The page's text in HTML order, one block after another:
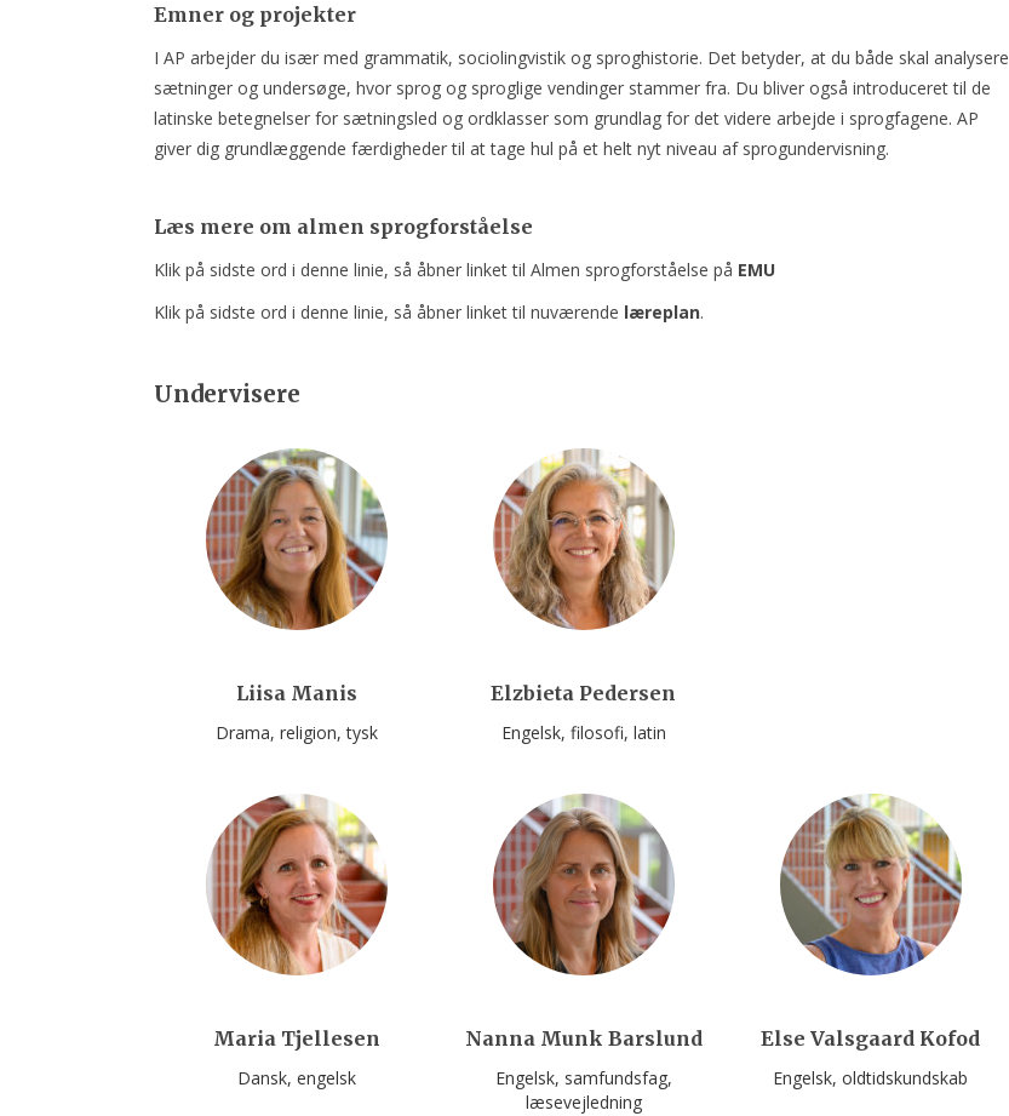
Emner og projekter
I AP arbejder du især med grammatik, sociolingvistik og sproghistorie. Det betyder, at du både skal analysere
sætninger og undersøge, hvor sprog og sproglige vendinger stammer fra. Du bliver også introduceret til de
latinske betegnelser for sætningsled og ordklasser som grundlag for det videre arbejde i sprogfagene. AP
giver dig grundlæggende færdigheder til at tage hul på et helt nyt niveau af sprogundervisning.
Læs mere om almen sprogforståelse
Klik på sidste ord i denne linie, så åbner linket til Almen sprogforståelse på EMU
Klik på sidste ord i denne linie, så åbner linket til nuværende læreplan.
Undervisere
Liisa Manis
Drama religion tysk
Elzbieta Pedersen
Engelsk filosofi latin
Maria Tjellesen
Dansk engelsk
Nanna Munk Barslund
Engelsk samfundsfag
læsevejledning
Else Valsgaard Kofod
Engelsk oldtidskundskab